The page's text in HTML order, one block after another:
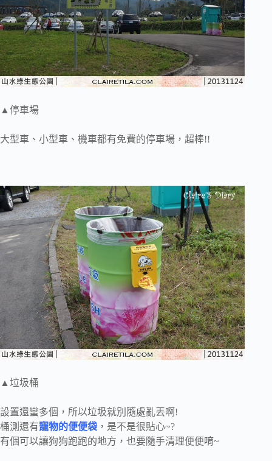
▲停車場
大型車、小型車、機車都有免費的停車場，超棒!!
▲垃圾桶
設置還蠻多個，所以垃圾就別隨處亂丟啊!
桶測還有寵物的便便袋 ，是不是很貼心~?
有個可以讓狗狗跑跑的地方，也要隨手清理便便唷~